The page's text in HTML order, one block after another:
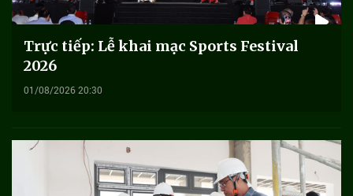
Trực tiếp: Lễ khai mạc Sports Festival
2026
01/08/2026 20:30